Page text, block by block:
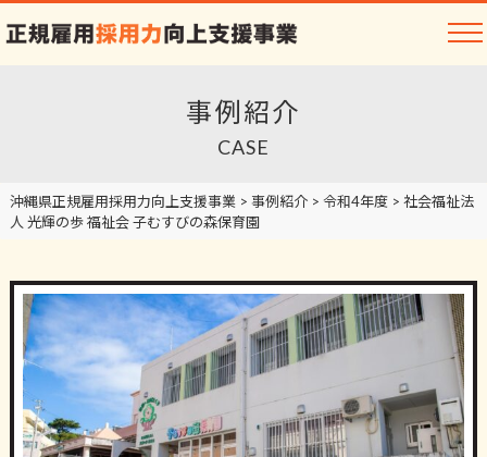
事例紹介
CASE
沖縄県正規雇用採用力向上支援事業> 事例紹介> 令和4年度> 社会福祉法
人 光輝の歩 福祉会 子むすびの森保育園